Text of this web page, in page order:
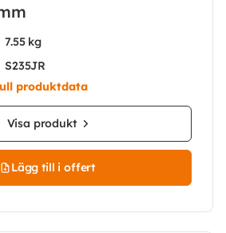
7.55 kg
S235JR
produktdata
Visa produkt
Lägg till i offert